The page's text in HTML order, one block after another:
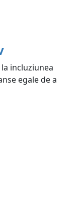
incluziunea
egale de a